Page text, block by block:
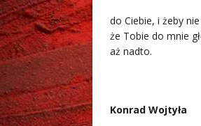
do Ciebie, i żeby nie
że Tobie do mnie
aż nadto.
Konrad Wojtyła